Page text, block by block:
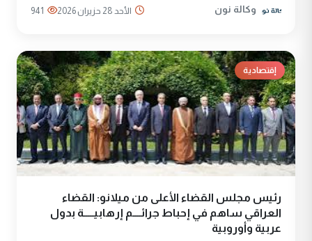
وكالة نون الأحد 28 حزيران 2026 941
إقتصادية
رئيس مجلس القضاء الأعلى من ميلانو: القضاء
العراقي ساهم في إحباط جرائــــم إرهابيـــــة بدول
عربية وأوروبية